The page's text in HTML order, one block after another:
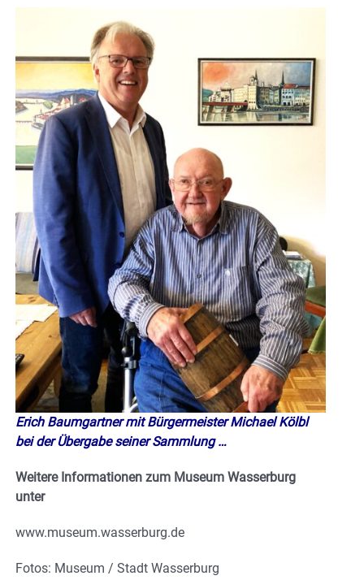
Erich Baumgartner mit Bürgermeister Michael Kölbl
bei der Übergabe seiner Sammlung …
Weitere Informationen zum Museum Wasserburg
unter
www.museum.wasserburg.de
Fotos: Museum / Stadt Wasserburg